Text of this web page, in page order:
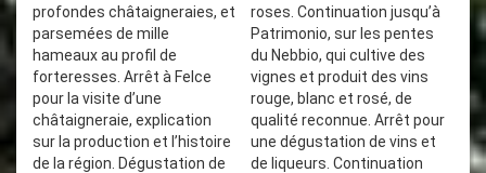
profondes châtaigneraies, et
parsemées de mille
hameaux au profil de
forteresses. Arrêt à Felce
pour la visite d’une
châtaigneraie, explication
sur la production et l’histoire
de la région. Dégustation de
roses. Continuation jusqu’à
Patrimonio, sur les pentes
du Nebbio, qui cultive des
vignes et produit des vins
rouge, blanc et rosé, de
qualité reconnue. Arrêt pour
une dégustation de vins et
de liqueurs. Continuation